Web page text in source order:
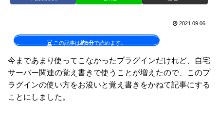
2021.09.06
この記事は約5分で読めます。
今まであまり使ってこなかったプラグインだけれど、自宅
サーバー関連の覚え書きで使うことが増えたので、このプ
ラグインの使い方をお浚いと覚え書きをかねて記事にする
ことにしました。